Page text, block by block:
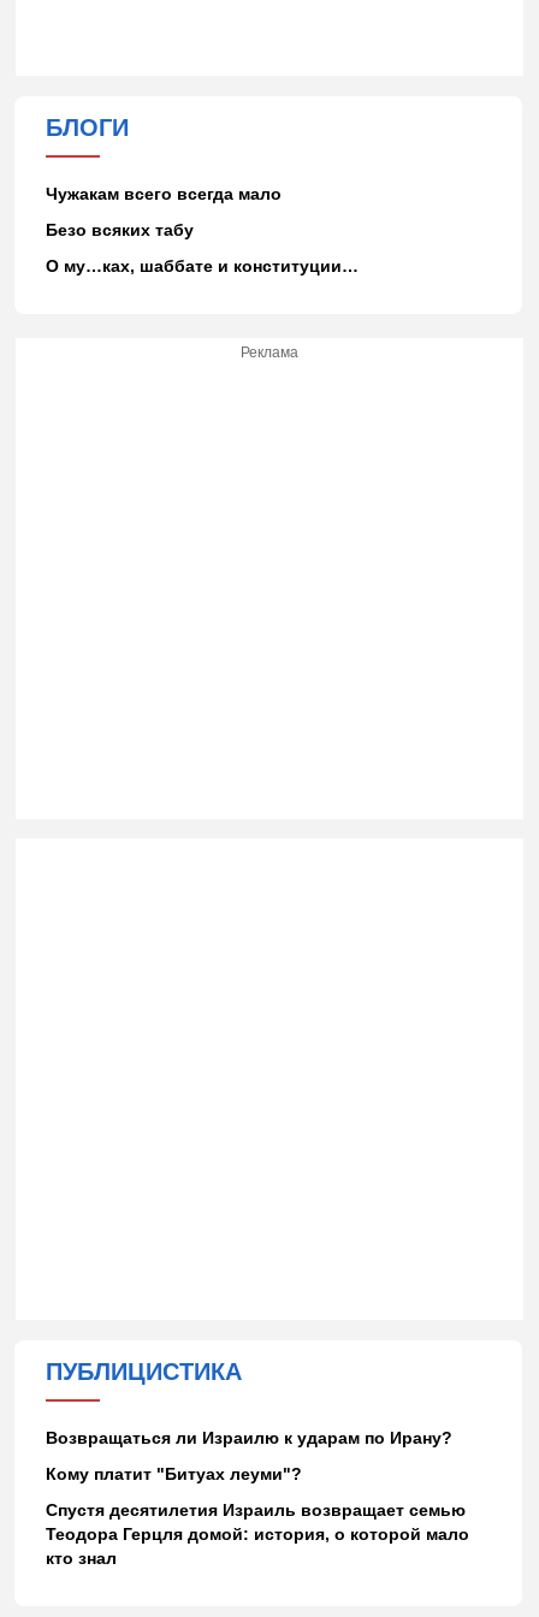
БЛОГИ
Чужакам всего всегда мало
Безо всяких табу
О му…ках, шаббате и конституции…
Реклама
ПУБЛИЦИСТИКА
Возвращаться ли Израилю к ударам по Ирану?
Кому платит "Битуах леуми"?
Спустя десятилетия Израиль возвращает семью
Теодора Герцля домой: история, о которой мало
кто знал